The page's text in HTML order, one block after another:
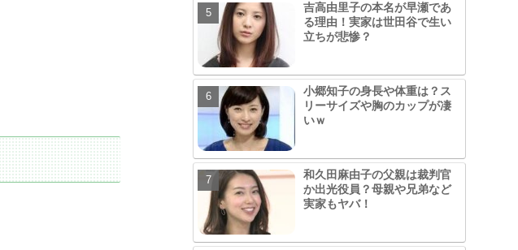
吉高由里子の本名が早瀬であ
る理由！実家は世田谷で生い
立ちが悲惨？
小郷知子の身長や体重は？ス
リーサイズや胸のカップが凄
いｗ
和久田麻由子の父親は裁判官
か出光役員？母親や兄弟など
実家もヤバ！